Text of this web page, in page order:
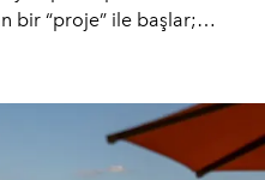
bir “proje” ile başlar;
dönüştürmek.